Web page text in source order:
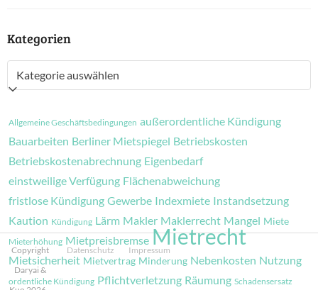
Kategorien
Kategorien
Allgemeine Geschäftsbedingungen außerordentliche Kündigung
Bauarbeiten Berliner Mietspiegel Betriebskosten
Betriebskostenabrechnung Eigenbedarf
einstweilige Verfügung Flächenabweichung
fristlose Kündigung Gewerbe Indexmiete Instandsetzung
Kaution Kündigung Lärm Makler Maklerrecht Mangel Miete
Mieterhöhung Mietpreisbremse Mietrecht
Mietsicherheit Mietvertrag Minderung Nebenkosten Nutzung
ordentliche Kündigung Pflichtverletzung Räumung Schadensersatz
Copyright
Daryai &
Datenschutz Impressum